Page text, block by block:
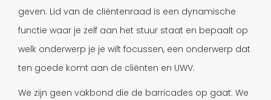
geven. Lid van de cliëntenraad is een dynamische
functie waar je zelf aan het stuur staat en bepaalt op
welk onderwerp je je wilt focussen, een onderwerp dat
ten goede komt aan de cliënten en UWV.
We zijn geen vakbond die de barricades op gaat. We